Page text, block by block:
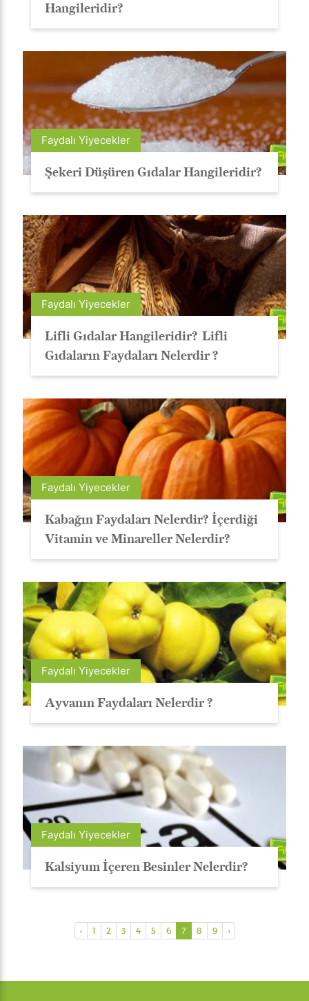
Hangileridir?
Faydalı Yiyecekler
Şekeri Düşüren Gıdalar Hangileridir?
Faydalı Yiyecekler
Lifli Gıdalar Hangileridir? Lifli
Gıdaların Faydaları Nelerdir ?
Faydalı Yiyecekler
Kabağın Faydaları Nelerdir? İçerdiği
Vitamin ve Minareller Nelerdir?
Faydalı Yiyecekler
Ayvanın Faydaları Nelerdir ?
Faydalı Yiyecekler
Kalsiyum İçeren Besinler Nelerdir?
‹ 1 2 3 4 5 6 7 8 9 ›